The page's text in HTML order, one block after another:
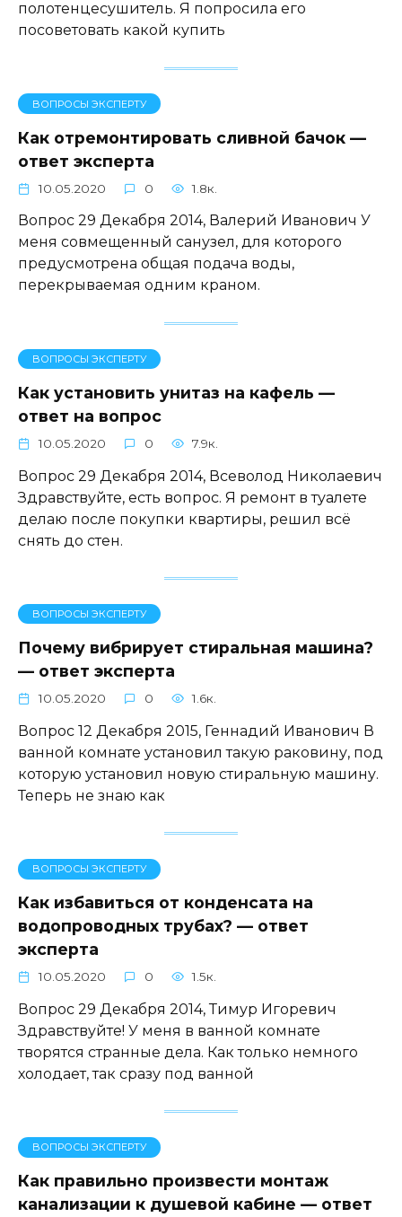
полотенцесушитель. Я попросила его
посоветовать какой купить
ВОПРОСЫ ЭКСПЕРТУ
Как отремонтировать сливной бачок —
ответ эксперта
10.05.2020 0 1.8к.
Вопрос 29 Декабря 2014, Валерий Иванович У
меня совмещенный санузел, для которого
предусмотрена общая подача воды,
перекрываемая одним краном.
ВОПРОСЫ ЭКСПЕРТУ
Как установить унитаз на кафель —
ответ на вопрос
10.05.2020 0 7.9к.
Вопрос 29 Декабря 2014, Всеволод Николаевич
Здравствуйте, есть вопрос. Я ремонт в туалете
делаю после покупки квартиры, решил всё
снять до стен.
ВОПРОСЫ ЭКСПЕРТУ
Почему вибрирует стиральная машина?
— ответ эксперта
10.05.2020 0 1.6к.
Вопрос 12 Декабря 2015, Геннадий Иванович В
ванной комнате установил такую раковину, под
которую установил новую стиральную машину.
Теперь не знаю как
ВОПРОСЫ ЭКСПЕРТУ
Как избавиться от конденсата на
водопроводных трубах? — ответ
эксперта
10.05.2020 0 1.5к.
Вопрос 29 Декабря 2014, Тимур Игоревич
Здравствуйте! У меня в ванной комнате
творятся странные дела. Как только немного
холодает, так сразу под ванной
ВОПРОСЫ ЭКСПЕРТУ
Как правильно произвести монтаж
канализации к душевой кабине — ответ